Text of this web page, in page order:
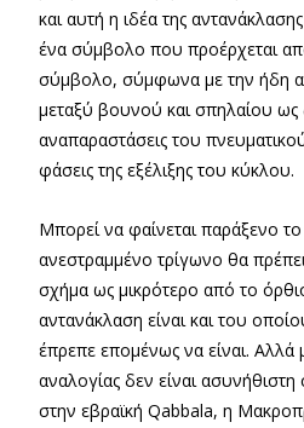
και αυτή η ιδέα της
ένα σύμβολο που προέρχεται
σύμβολο, σύμφωνα με την ήδη
μεταξύ βουνού και σπηλαίου ως
αναπαραστάσεις του
φάσεις της εξέλιξης του κύκλου.
Μπορεί να φαίνεται παράξενο
ανεστραμμένο τρίγωνο θα
σχήμα ως μικρότερο από το
αντανάκλαση είναι και του
έπρεπε επομένως να είναι. Αλλά
αναλογίας δεν είναι
στην εβραϊκή Qabbala, η